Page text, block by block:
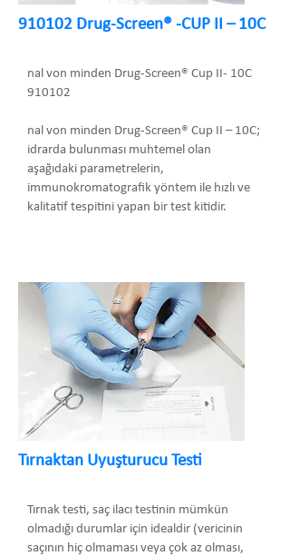
910102 Drug-Screen® -CUP II – 10C
nal von minden Drug-Screen® Cup II- 10C
910102
nal von minden Drug-Screen® Cup II – 10C;
idrarda bulunması muhtemel olan
aşağıdaki parametrelerin,
immunokromatografik yöntem ile hızlı ve
kalitatif tespitini yapan bir test kitidir.
Tırnaktan Uyuşturucu Testi
Tırnak testi, saç ilacı testinin mümkün
olmadığı durumlar için idealdir (vericinin
saçının hiç olmaması veya çok az olması,